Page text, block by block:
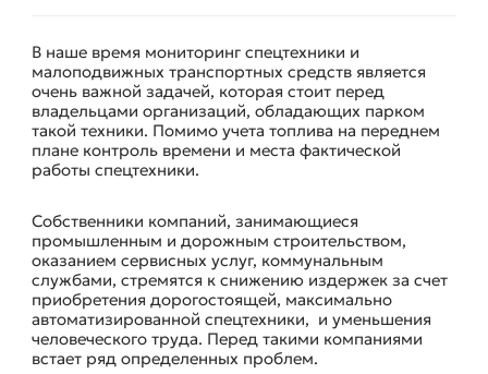
В наше время мониторинг спецтехники и
малоподвижных транспортных средств является
очень важной задачей, которая стоит перед
владельцами организаций, обладающих парком
такой техники. Помимо учета топлива на переднем
плане контроль времени и места фактической
работы спецтехники.
Собственники компаний, занимающиеся
промышленным и дорожным строительством,
оказанием сервисных услуг, коммунальным
службами, стремятся к снижению издержек за счет
приобретения дорогостоящей, максимально
автоматизированной спецтехники, и уменьшения
человеческого труда. Перед такими компаниями
встает ряд определенных проблем.